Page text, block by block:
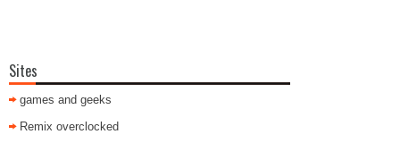
Sites
games and geeks
Remix overclocked